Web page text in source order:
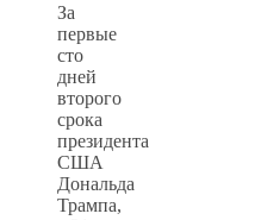
За
первые
сто
дней
второго
срока
президента
США
Дональда
Трампа,